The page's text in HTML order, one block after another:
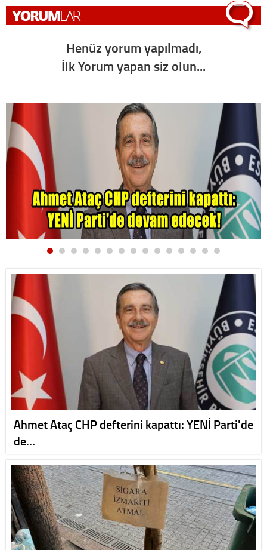
Henüz yorum yapılmadı,
İlk Yorum yapan siz olun...
Ahmet Ataç CHP defterini kapattı: YENİ Parti'de
de…